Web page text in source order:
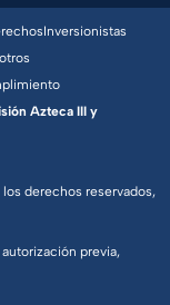
los derechos reservados,
previa,
Inversionistas
Azteca III y